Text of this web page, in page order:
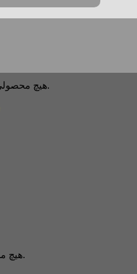
هیچ محصولی در سبد خرید نیست.
هیچ محصولی در سبد خرید نیست.